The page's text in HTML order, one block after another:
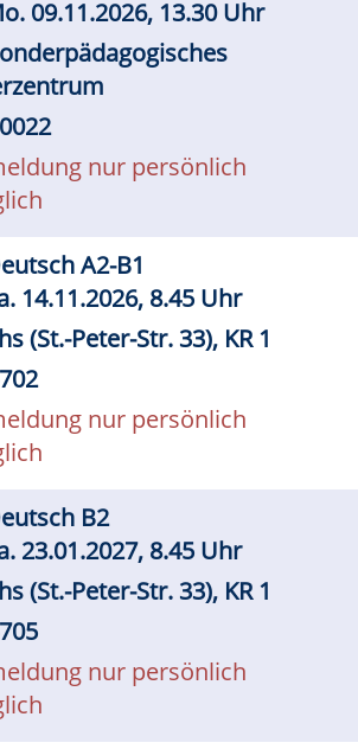
09.11.2026, 13.30 Uhr
nur persönlich
A2-B1
14.11.2026, 8.45 Uhr
(St.-Peter-Str. 33), KR 1
nur persönlich
B2
23.01.2027, 8.45 Uhr
(St.-Peter-Str. 33), KR 1
nur persönlich